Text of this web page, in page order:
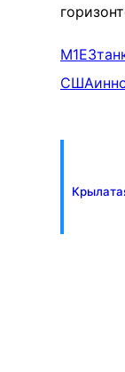
M1E3
США